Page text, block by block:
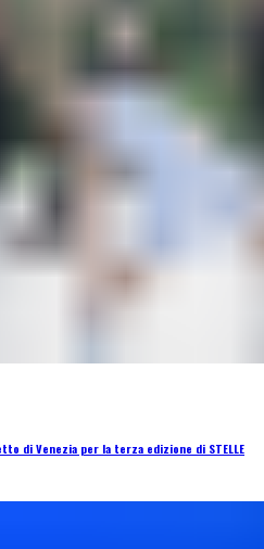
di Venezia per la terza edizione di STELLE